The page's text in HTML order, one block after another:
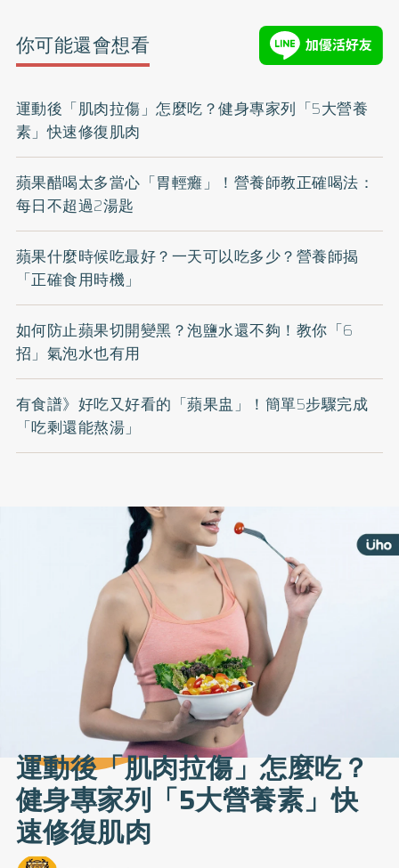
你可能還會想看
運動後「肌肉拉傷」怎麼吃？健身專家列「5大營養
素」快速修復肌肉
蘋果醋喝太多當心「胃輕癱」！營養師教正確喝法：
每日不超過2湯匙
蘋果什麼時候吃最好？一天可以吃多少？營養師揭
「正確食用時機」
如何防止蘋果切開變黑？泡鹽水還不夠！教你「6
招」氣泡水也有用
有食譜》好吃又好看的「蘋果盅」！簡單5步驟完成
「吃剩還能熬湯」
運動後「肌肉拉傷」怎麼吃？
健身專家列「5大營養素」快
速修復肌肉